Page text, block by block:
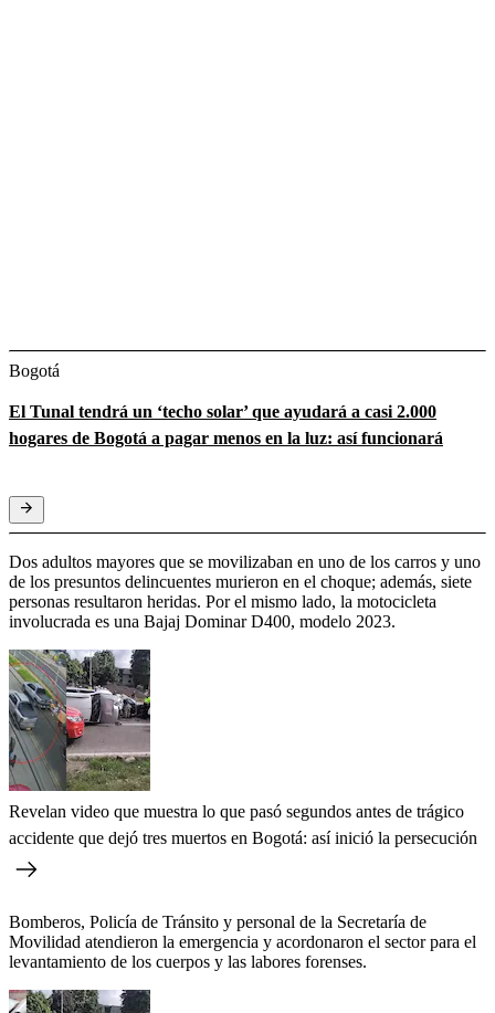
Bogotá
El Tunal tendrá un ‘techo solar’ que ayudará a casi 2.000
hogares de Bogotá a pagar menos en la luz: así funcionará
Dos adultos mayores que se movilizaban en uno de los carros y uno
de los presuntos delincuentes murieron en el choque; además, siete
personas resultaron heridas. Por el mismo lado, la motocicleta
involucrada es una Bajaj Dominar D400, modelo 2023.
Revelan video que muestra lo que pasó segundos antes de trágico
accidente que dejó tres muertos en Bogotá: así inició la persecución
Bomberos, Policía de Tránsito y personal de la Secretaría de
Movilidad atendieron la emergencia y acordonaron el sector para el
levantamiento de los cuerpos y las labores forenses.